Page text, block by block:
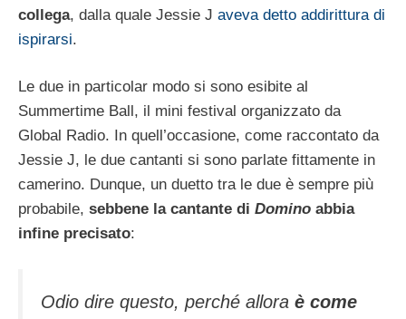
collega, dalla quale Jessie J aveva detto addirittura di
ispirarsi.
Le due in particolar modo si sono esibite al
Summertime Ball, il mini festival organizzato da
Global Radio. In quell’occasione, come raccontato da
Jessie J, le due cantanti si sono parlate fittamente in
camerino. Dunque, un duetto tra le due è sempre più
probabile, sebbene la cantante di Domino abbia
infine precisato:
Odio dire questo, perché allora è come